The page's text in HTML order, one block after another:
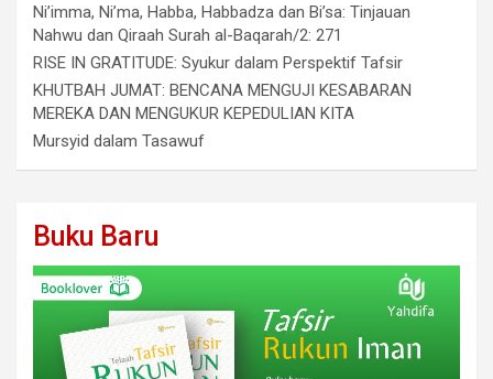
Ni’imma, Ni’ma, Habba, Habbadza dan Bi’sa: Tinjauan
Nahwu dan Qiraah Surah al-Baqarah/2: 271
RISE IN GRATITUDE: Syukur dalam Perspektif Tafsir
KHUTBAH JUMAT: BENCANA MENGUJI KESABARAN
MEREKA DAN MENGUKUR KEPEDULIAN KITA
Mursyid dalam Tasawuf
Buku Baru